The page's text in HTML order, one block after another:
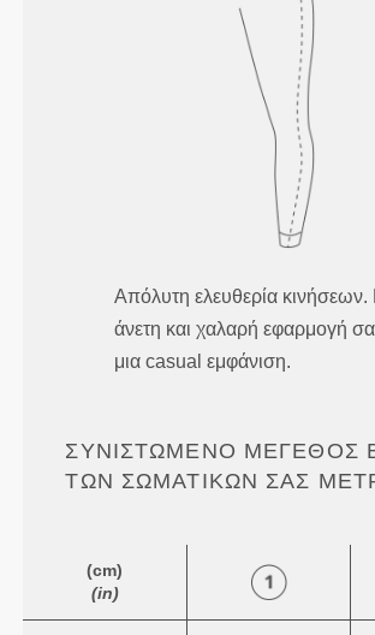
Απόλυτη ελευθερία κινήσεων.
άνετη και χαλαρή εφαρμογή
μια casual εμφάνιση.
ΣΥΝΙΣΤΏΜΕΝΟ ΜΈΓΕΘΟΣ
ΤΩΝ ΣΩΜΑΤΙΚΏΝ ΣΑΣ
(cm)
(in)